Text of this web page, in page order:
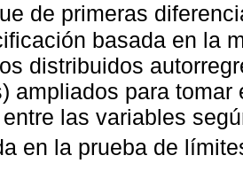
de primeras
basada en la
distribuidos
ampliados para
las variables
en la prueba de